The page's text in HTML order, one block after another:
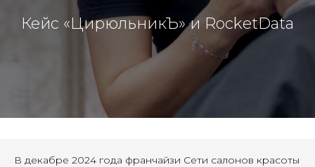
Кейс «ЦирюльникЪ» и RocketData
В декабре 2024 года франчайзи Сети салонов красоты